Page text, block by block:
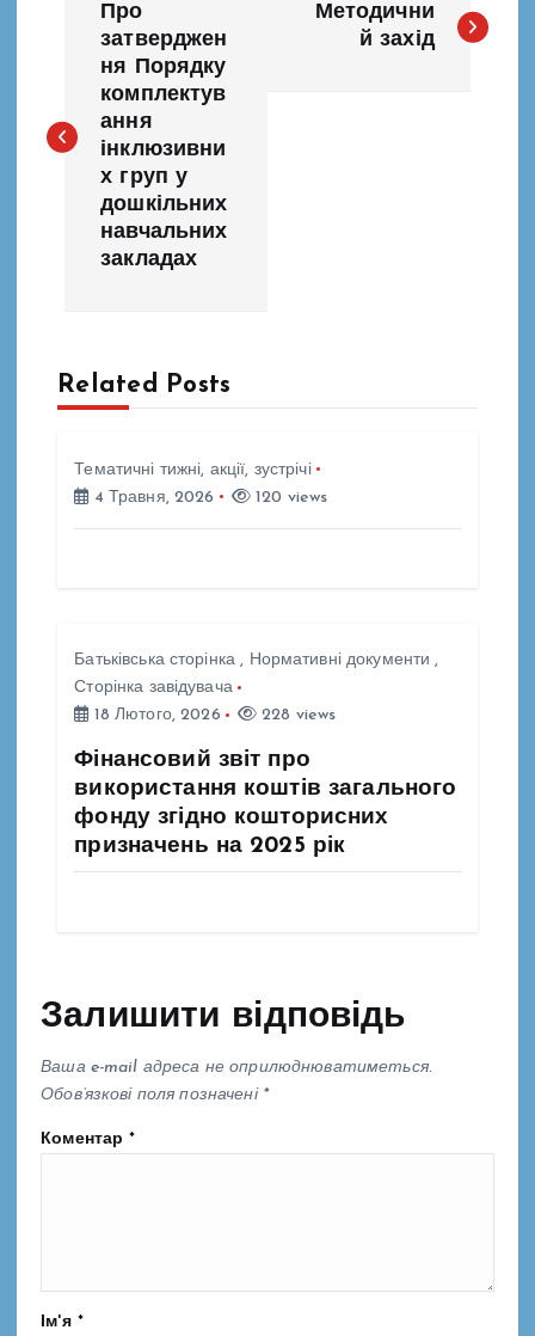
в
Про
затверджен
ня Порядку
комплектув
ання
інклюзивни
х груп у
дошкільних
навчальних
закладах
Методични
й захід
Related Posts
Тематичні тижні, акції, зустрічі
4 Травня, 2026
120 views
Батьківська сторінка , Нормативні документи ,
Сторінка завідувача
18 Лютого, 2026
228 views
Фінансовий звіт про
використання коштів загального
фонду згідно кошторисних
призначень на 2025 рік
Залишити відповідь
Ваша e-mail адреса не оприлюднюватиметься.
Обов’язкові поля позначені *
Коментар*
Ім'я *